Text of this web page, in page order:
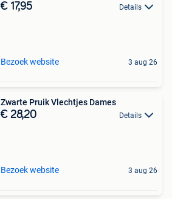
€ 17,95 Details
Bezoek website 3 aug 26
Zwarte Pruik Vlechtjes Dames
€ 28,20 Details
Bezoek website 3 aug 26